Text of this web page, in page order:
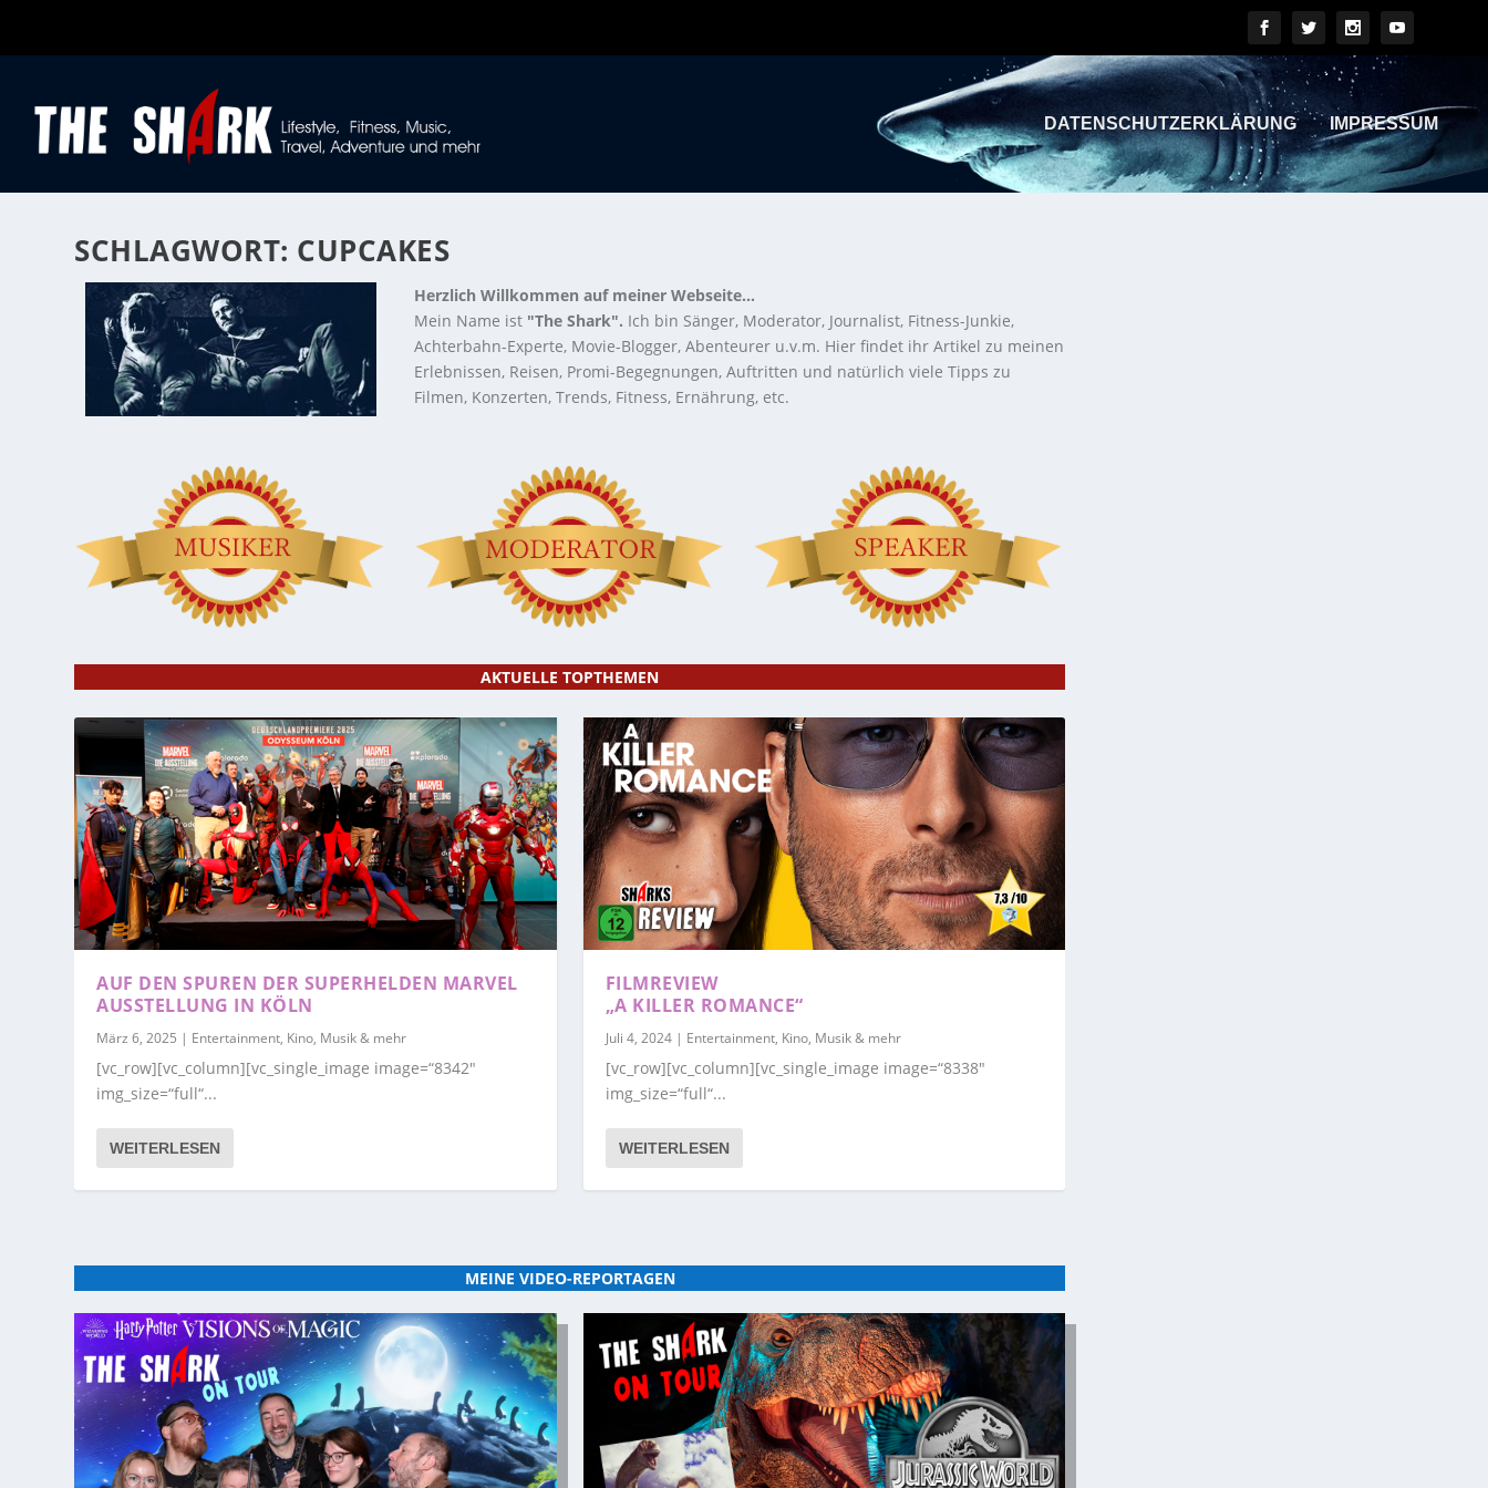
DATENSCHUTZERKLÄRUNG IMPRESSUM
SCHLAGWORT: CUPCAKES
Herzlich Willkommen auf meiner Webseite...
Mein Name ist "The Shark". Ich bin Sänger, Moderator, Journalist, Fitness-Junkie,
Achterbahn-Experte, Movie-Blogger, Abenteurer u.v.m. Hier findet ihr Artikel zu meinen
Erlebnissen, Reisen, Promi-Begegnungen, Auftritten und natürlich viele Tipps zu
Filmen, Konzerten, Trends, Fitness, Ernährung, etc.
AKTUELLE TOPTHEMEN
AUF DEN SPUREN DER SUPERHELDEN MARVEL
AUSSTELLUNG IN KÖLN
März 6, 2025 | Entertainment, Kino, Musik & mehr
[vc_row][vc_column][vc_single_image image=“8342″
img_size=“full“...
WEITERLESEN
FILMREVIEW
„A KILLER ROMANCE“
Juli 4, 2024| Entertainment, Kino, Musik & mehr
[vc_row][vc_column][vc_single_image image=“8338″
img_size=“full“...
WEITERLESEN
MEINE VIDEO-REPORTAGEN